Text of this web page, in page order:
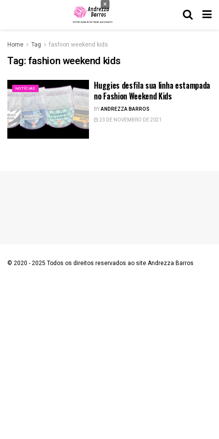
Home Tag fashion weekend kids
Tag:fashion weekend kids
NOTÍCIAS
Huggies desfila sua linha estampada
no Fashion Weekend Kids
BYANDREZZA BARROS
23 DE NOVEMBRO DE 2021
© 2020 - 2025 Todos os direitos reservados ao site Andrezza Barros
×